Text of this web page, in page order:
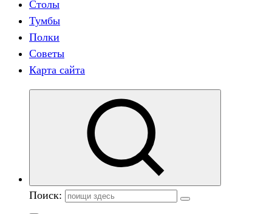
Столы
Тумбы
Полки
Советы
Карта сайта
Поиск: